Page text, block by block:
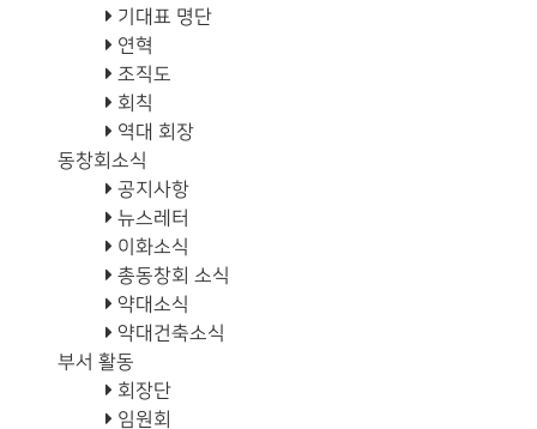
기대표 명단
연혁
조직도
회칙
역대 회장
동창회소식
공지사항
뉴스레터
이화소식
총동창회 소식
약대소식
약대건축소식
부서 활동
회장단
임원회